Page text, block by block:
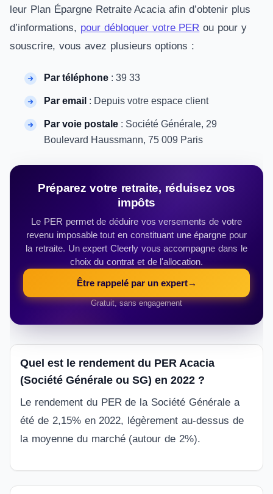
leur Plan Épargne Retraite Acacia afin d’obtenir plus
d’informations, pour débloquer votre PER ou pour y
souscrire, vous avez plusieurs options :
Par téléphone : 39 33
Par email : Depuis votre espace client
Par voie postale : Société Générale, 29
Boulevard Haussmann, 75 009 Paris
Préparez votre retraite, réduisez vos
impôts
Le PER permet de déduire vos versements de votre
revenu imposable tout en constituant une épargne pour
la retraite. Un expert Cleerly vous accompagne dans le
choix du contrat et de l'allocation.
Être rappelé par un expert→
Gratuit, sans engagement
Quel est le rendement du PER Acacia
(Société Générale ou SG) en 2022 ?
Le rendement du PER de la Société Générale a
été de 2,15% en 2022, légèrement au-dessus de
la moyenne du marché (autour de 2%).